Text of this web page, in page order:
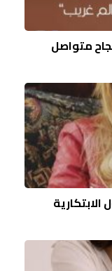
متواصل